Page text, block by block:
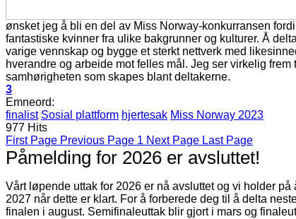
ønsket jeg å bli en del av Miss Norway-konkurransen
fantastiske kvinner fra ulike bakgrunner og kulturer. Å
varige vennskap og bygge et sterkt nettverk med
hverandre og arbeide mot felles mål. Jeg ser virkelig
samhørigheten som skapes blant deltakerne.
3
Emneord:
finalist Sosial plattform hjertesak Miss Norway 2023
977 Hits
First Page Previous Page 1 Next Page Last Page
Påmelding for 2026 er avsluttet!
Vårt løpende uttak for 2026 er nå avsluttet og vi holder
2027 når dette er klart. For å forberede deg til å delta
finalen i august. Semifinaleuttak blir gjort i mars og